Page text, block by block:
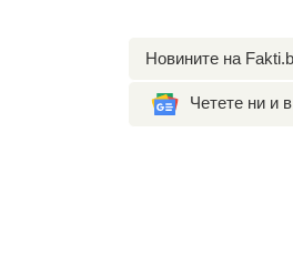
Новините на
Четете ни и